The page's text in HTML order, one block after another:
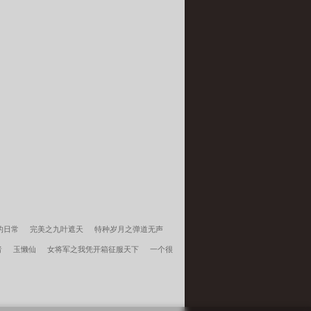
日常 完美之九叶遮天 特种岁月之弹道无声
玉懒仙 女将军之我凭开箱征服天下 一个很